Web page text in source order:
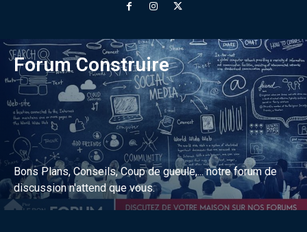
Forum Construire
Bons Plans, Conseils, Coup de gueule,... notre forum de
discussion n'attend que vous.